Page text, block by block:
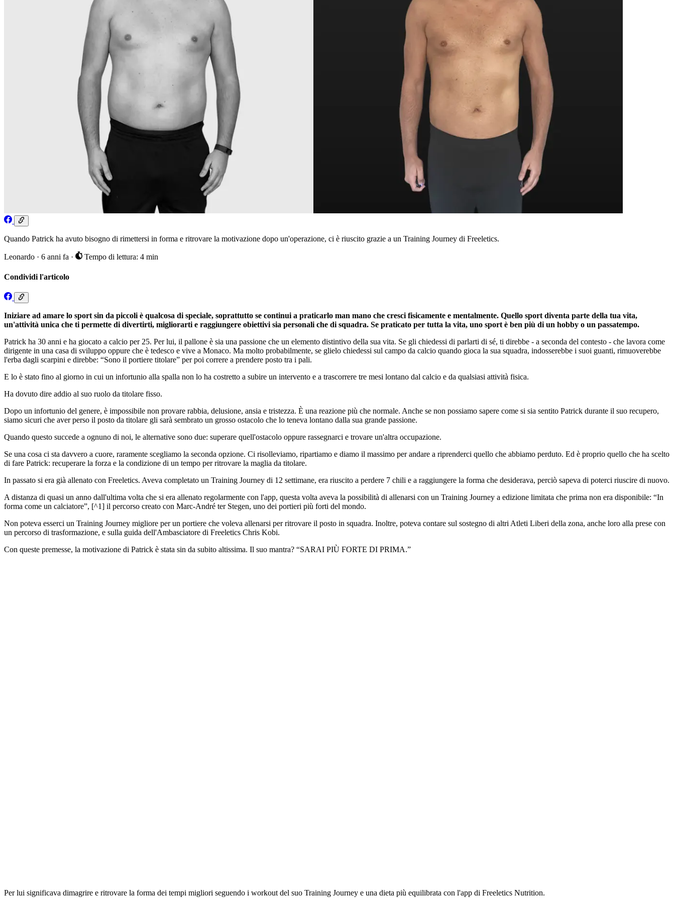
Quando Patrick ha avuto bisogno di rimettersi in forma e ritrovare la motivazione dopo un'operazione, ci è riuscito grazie a un Training Journey di Freeletics.
Leonardo · 6 anni fa · Tempo di lettura: 4 min
Condividi l'articolo
Iniziare ad amare lo sport sin da piccoli è qualcosa di speciale, soprattutto se continui a praticarlo man mano che cresci fisicamente e mentalmente. Quello sport diventa parte della tua vita,
un'attività unica che ti permette di divertirti, migliorarti e raggiungere obiettivi sia personali che di squadra. Se praticato per tutta la vita, uno sport è ben più di un hobby o un passatempo.
Patrick ha 30 anni e ha giocato a calcio per 25. Per lui, il pallone è sia una passione che un elemento distintivo della sua vita. Se gli chiedessi di parlarti di sé, ti direbbe - a seconda del contesto - che lavora come
dirigente in una casa di sviluppo oppure che è tedesco e vive a Monaco. Ma molto probabilmente, se glielo chiedessi sul campo da calcio quando gioca la sua squadra, indosserebbe i suoi guanti, rimuoverebbe
l'erba dagli scarpini e direbbe: “Sono il portiere titolare” per poi correre a prendere posto tra i pali.
E lo è stato fino al giorno in cui un infortunio alla spalla non lo ha costretto a subire un intervento e a trascorrere tre mesi lontano dal calcio e da qualsiasi attività fisica.
Ha dovuto dire addio al suo ruolo da titolare fisso.
Dopo un infortunio del genere, è impossibile non provare rabbia, delusione, ansia e tristezza. È una reazione più che normale. Anche se non possiamo sapere come si sia sentito Patrick durante il suo recupero,
siamo sicuri che aver perso il posto da titolare gli sarà sembrato un grosso ostacolo che lo teneva lontano dalla sua grande passione.
Quando questo succede a ognuno di noi, le alternative sono due: superare quell'ostacolo oppure rassegnarci e trovare un'altra occupazione.
Se una cosa ci sta davvero a cuore, raramente scegliamo la seconda opzione. Ci risolleviamo, ripartiamo e diamo il massimo per andare a riprenderci quello che abbiamo perduto. Ed è proprio quello che ha scelto
di fare Patrick: recuperare la forza e la condizione di un tempo per ritrovare la maglia da titolare.
In passato si era già allenato con Freeletics. Aveva completato un Training Journey di 12 settimane, era riuscito a perdere 7 chili e a raggiungere la forma che desiderava, perciò sapeva di poterci riuscire di nuovo.
A distanza di quasi un anno dall'ultima volta che si era allenato regolarmente con l'app, questa volta aveva la possibilità di allenarsi con un Training Journey a edizione limitata che prima non era disponibile: “In
forma come un calciatore”, [^1] il percorso creato con Marc-André ter Stegen, uno dei portieri più forti del mondo.
Non poteva esserci un Training Journey migliore per un portiere che voleva allenarsi per ritrovare il posto in squadra. Inoltre, poteva contare sul sostegno di altri Atleti Liberi della zona, anche loro alla prese con
un percorso di trasformazione, e sulla guida dell'Ambasciatore di Freeletics Chris Kobi.
Con queste premesse, la motivazione di Patrick è stata sin da subito altissima. Il suo mantra? “SARAI PIÙ FORTE DI PRIMA.”
Per lui significava dimagrire e ritrovare la forma dei tempi migliori seguendo i workout del suo Training Journey e una dieta più equilibrata con l'app di Freeletics Nutrition.